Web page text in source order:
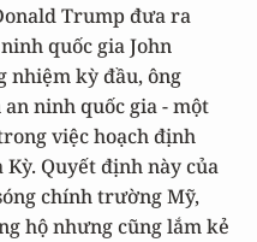
Trump đưa ra
quốc gia John
nhiệm kỳ đầu, ông
ninh quốc gia - một
việc hoạch định
Kỳ. Quyết định này của
chính trường Mỹ,
hộ nhưng cũng lắm kẻ